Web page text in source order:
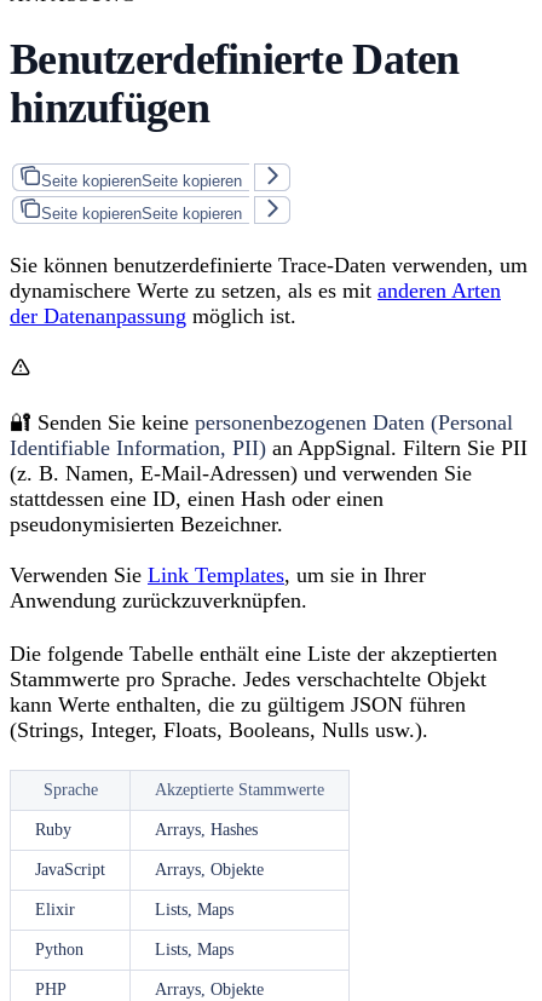
Benutzerdefinierte Daten
hinzufügen
Seite kopierenSeite kopieren
Seite kopierenSeite kopieren
Sie können benutzerdefinierte Trace-Daten verwenden, um
dynamischere Werte zu setzen, als es mit anderen Arten
der Datenanpassung möglich ist.
🔐 Senden Sie keine personenbezogenen Daten (Personal
Identifiable Information, PII) an AppSignal. Filtern Sie PII
(z. B. Namen, E-Mail-Adressen) und verwenden Sie
stattdessen eine ID, einen Hash oder einen
pseudonymisierten Bezeichner.
Verwenden Sie Link Templates, um sie in Ihrer
Anwendung zurückzuverknüpfen.
Die folgende Tabelle enthält eine Liste der akzeptierten
Stammwerte pro Sprache. Jedes verschachtelte Objekt
kann Werte enthalten, die zu gültigem JSON führen
(Strings, Integer, Floats, Booleans, Nulls usw.).
Sprache Akzeptierte Stammwerte
Ruby Arrays, Hashes
JavaScript Arrays, Objekte
Elixir Lists, Maps
Python Lists, Maps
PHP Arrays, Objekte